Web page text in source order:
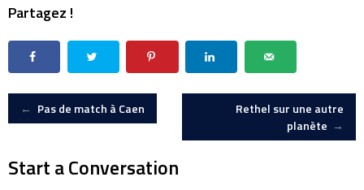
Partagez !
Post
navigation
← Pas de match à Caen
Rethel sur une autre
planète →
Start a Conversation